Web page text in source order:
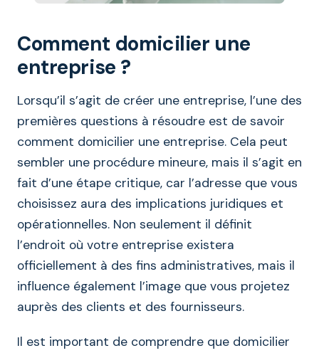
Comment domicilier une
entreprise ?
Lorsqu’il s’agit de créer une entreprise, l’une des
premières questions à résoudre est de savoir
comment domicilier une entreprise. Cela peut
sembler une procédure mineure, mais il s’agit en
fait d’une étape critique, car l’adresse que vous
choisissez aura des implications juridiques et
opérationnelles. Non seulement il définit
l’endroit où votre entreprise existera
officiellement à des fins administratives, mais il
influence également l’image que vous projetez
auprès des clients et des fournisseurs.
Il est important de comprendre que domicilier